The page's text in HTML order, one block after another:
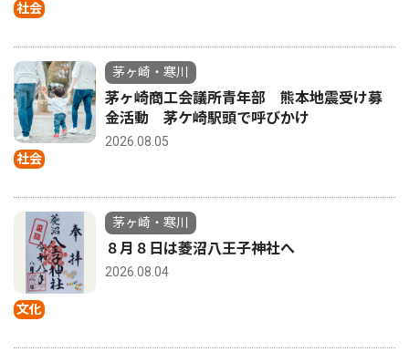
社会
社会
茅ヶ崎・寒川
茅ヶ崎商工会議所青年部 熊本地震受け募
金活動 茅ケ崎駅頭で呼びかけ
2026.08.05
文化
茅ヶ崎・寒川
８月８日は菱沼八王子神社へ
2026.08.04